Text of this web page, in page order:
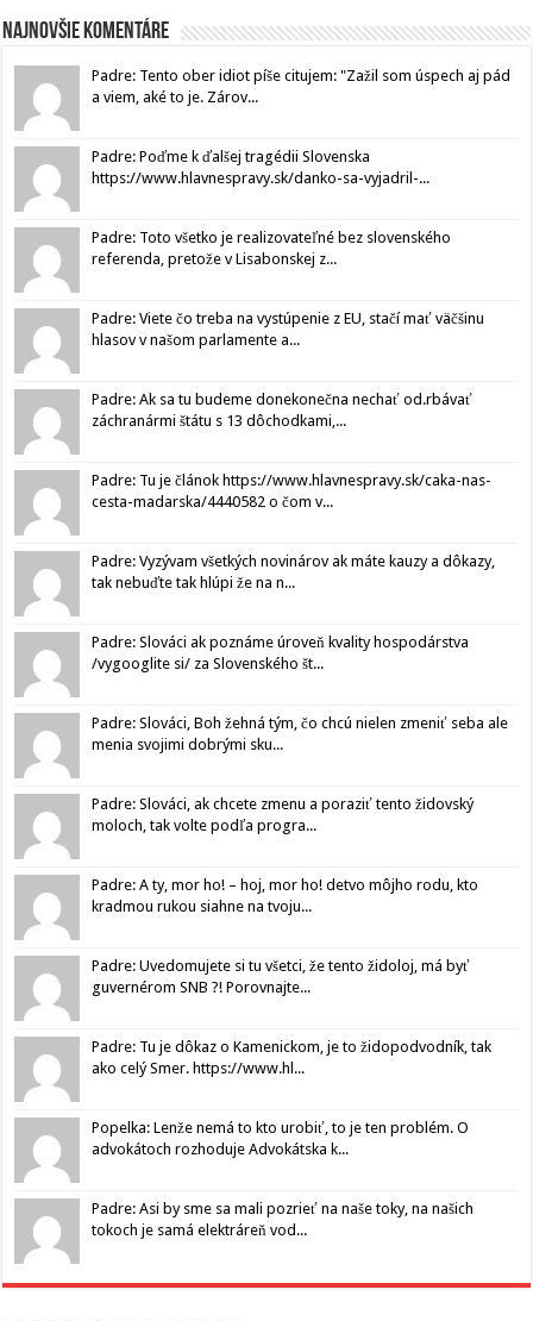
Najnovšie komentáre
Padre: Tento ober idiot píše citujem: "Zažil som úspech aj pád
a viem, aké to je. Zárov...
Padre: Poďme k ďalšej tragédii Slovenska
https://www.hlavnespravy.sk/danko-sa-vyjadril-...
Padre: Toto všetko je realizovateľné bez slovenského
referenda, pretože v Lisabonskej z...
Padre: Viete čo treba na vystúpenie z EU, stačí mať väčšinu
hlasov v našom parlamente a...
Padre: Ak sa tu budeme donekonečna nechať od.rbávať
záchranármi štátu s 13 dôchodkami,...
Padre: Tu je článok https://www.hlavnespravy.sk/caka-nas-
cesta-madarska/4440582 o čom v...
Padre: Vyzývam všetkých novinárov ak máte kauzy a dôkazy,
tak nebuďte tak hlúpi že na n...
Padre: Slováci ak poznáme úroveň kvality hospodárstva
/vygooglite si/ za Slovenského št...
Padre: Slováci, Boh žehná tým, čo chcú nielen zmeniť seba ale
menia svojimi dobrými sku...
Padre: Slováci, ak chcete zmenu a poraziť tento židovský
moloch, tak volte podľa progra...
Padre: A ty, mor ho! – hoj, mor ho! detvo môjho rodu, kto
kradmou rukou siahne na tvoju...
Padre: Uvedomujete si tu všetci, že tento židoloj, má byť
guvernérom SNB ?! Porovnajte...
Padre: Tu je dôkaz o Kamenickom, je to židopodvodník, tak
ako celý Smer. https://www.hl...
Popelka: Lenže nemá to kto urobiť, to je ten problém. O
advokátoch rozhoduje Advokátska k...
Padre: Asi by sme sa mali pozrieť na naše toky, na našich
tokoch je samá elektráreň vod...